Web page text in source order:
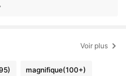
Voir plus
magnifique(100+)